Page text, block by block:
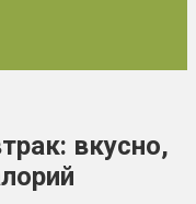
вкусно,